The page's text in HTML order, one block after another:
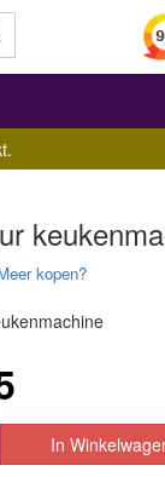
Zoeken
kopen?